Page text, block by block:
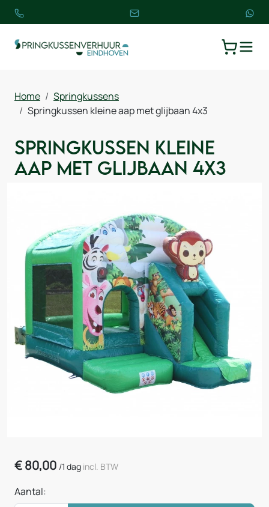
Home
Springkussens
Springkussen kleine aap met glijbaan 4x3
Springkussen kleine
aap met glijbaan 4x3
€80,00 /1 dag incl. BTW
Aantal: